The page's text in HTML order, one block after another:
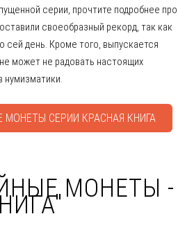
серии, прочтите подробнее про
своеобразный рекорд, так как
сей день. Кроме того, выпускается
может не радовать настоящих
нумизматики.
СЕРИИ КРАСНАЯ КНИГА
МОНЕТЫ -